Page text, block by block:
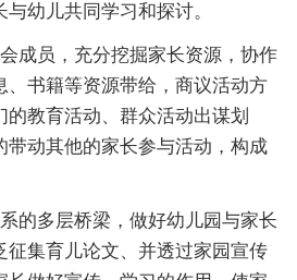
幼儿共同学习和探讨。
成员，充分挖掘家长资源，协作
、书籍等资源带给，商议活动方
教育活动、群众活动出谋划
带动其他的家长参与活动，构成
的多层桥梁，做好幼儿园与家长
征集育儿论文、并透过家园宣传